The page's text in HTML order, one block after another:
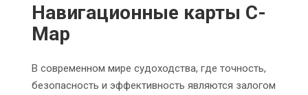
Навигационные карты C-
Map
В современном мире судоходства, где точность,
безопасность и эффективность являются залогом